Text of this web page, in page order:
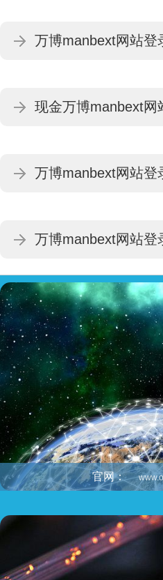
manbext网站登录
万博manbext网站登
manbext体育官网注
现金万博manbext网
manbext网站登录
万博manbext网站登
manbext体育官网注
万博manbext网站登
多氟烷基物资-万博
manbext体育官网注
官网：